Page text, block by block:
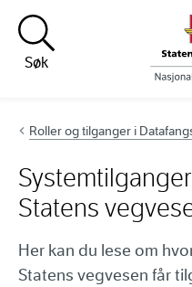
Hopp til innhold
Søk
Roller og tilganger i
Statens
Her kan du lese om
Statens vegvesen får